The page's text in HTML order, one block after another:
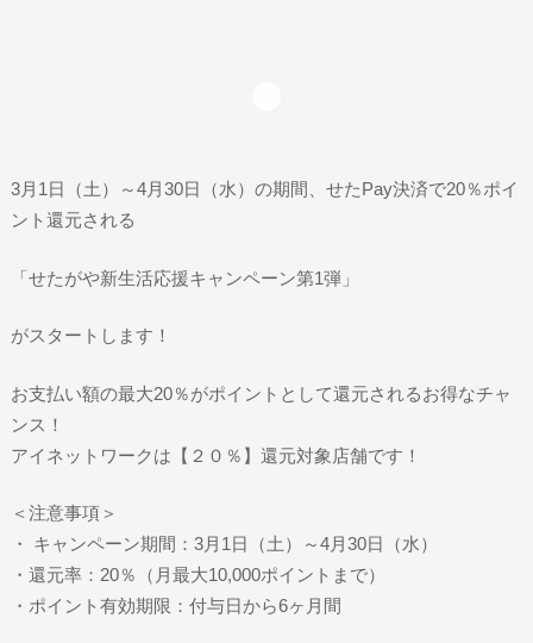
3月1日（土）～4月30日（水）の期間、せたPay決済で20％ポイ
ント還元される
「せたがや新生活応援キャンペーン第1弾」
がスタートします！
お支払い額の最大20％がポイントとして還元されるお得なチャ
ンス！
アイネットワークは【２０％】還元対象店舗です！
＜注意事項＞
・ キャンペーン期間：3月1日（土）～4月30日（水）
・還元率：20％（月最大10,000ポイントまで）
・ポイント有効期限：付与日から6ヶ月間